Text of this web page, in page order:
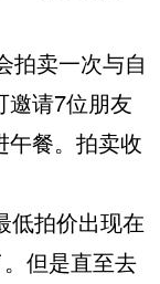
卖一次与自
邀请7位朋友
午餐。拍卖收
拍价出现在
但是直至去